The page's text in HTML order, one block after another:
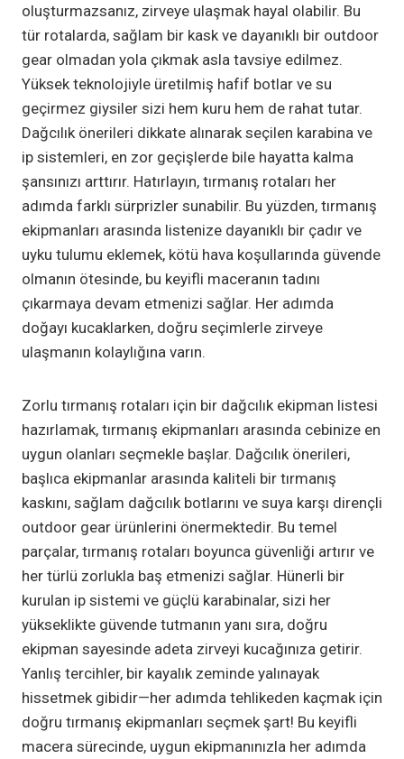
oluşturmazsanız, zirveye ulaşmak hayal olabilir. Bu
tür rotalarda, sağlam bir kask ve dayanıklı bir outdoor
gear olmadan yola çıkmak asla tavsiye edilmez.
Yüksek teknolojiyle üretilmiş hafif botlar ve su
geçirmez giysiler sizi hem kuru hem de rahat tutar.
Dağcılık önerileri dikkate alınarak seçilen karabina ve
ip sistemleri, en zor geçişlerde bile hayatta kalma
şansınızı arttırır. Hatırlayın, tırmanış rotaları her
adımda farklı sürprizler sunabilir. Bu yüzden, tırmanış
ekipmanları arasında listenize dayanıklı bir çadır ve
uyku tulumu eklemek, kötü hava koşullarında güvende
olmanın ötesinde, bu keyifli maceranın tadını
çıkarmaya devam etmenizi sağlar. Her adımda
doğayı kucaklarken, doğru seçimlerle zirveye
ulaşmanın kolaylığına varın.
Zorlu tırmanış rotaları için bir dağcılık ekipman listesi
hazırlamak, tırmanış ekipmanları arasında cebinize en
uygun olanları seçmekle başlar. Dağcılık önerileri,
başlıca ekipmanlar arasında kaliteli bir tırmanış
kaskını, sağlam dağcılık botlarını ve suya karşı dirençli
outdoor gear ürünlerini önermektedir. Bu temel
parçalar, tırmanış rotaları boyunca güvenliği artırır ve
her türlü zorlukla baş etmenizi sağlar. Hünerli bir
kurulan ip sistemi ve güçlü karabinalar, sizi her
yükseklikte güvende tutmanın yanı sıra, doğru
ekipman sayesinde adeta zirveyi kucağınıza getirir.
Yanlış tercihler, bir kayalık zeminde yalınayak
hissetmek gibidir—her adımda tehlikeden kaçmak için
doğru tırmanış ekipmanları seçmek şart! Bu keyifli
macera sürecinde, uygun ekipmanınızla her adımda